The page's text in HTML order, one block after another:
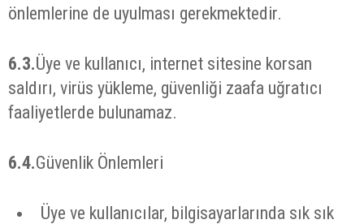
önlemlerine de uyulması gerekmektedir.
6.3.Üye ve kullanıcı, internet sitesine korsan
saldırı, virüs yükleme, güvenliği zaafa uğratıcı
faaliyetlerde bulunamaz.
6.4.Güvenlik Önlemleri
Üye ve kullanıcılar, bilgisayarlarında sık sık